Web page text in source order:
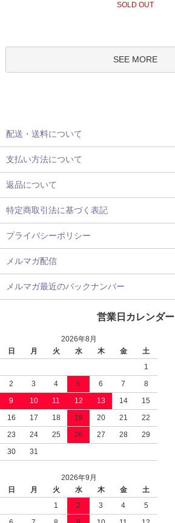
SOLD OUT
SEE MORE
配送・送料について
支払い方法について
返品について
特定商取引法に基づく表記
プライバシーポリシー
メルマガ配信
メルマガ最近のバックナンバー
営業日カレンダー
2026年8月
日
月 火 水 木 金
土
1
2
3 4 5 6 7
8
9
10 11 12 13 14
15
16
17 18 19 20 21
22
23
24 25 26 27 28
29
30
31
2026年9月
日
月 火 水 木 金
土
1
2 3 4
5